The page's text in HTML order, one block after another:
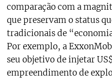
comparação com a
que preservam o status
tradicionais de
Por exemplo, a
seu objetivo de injetar
empreendimento de